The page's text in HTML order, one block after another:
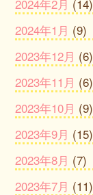
2024年2月 (14)
2024年1月 (9)
2023年12月 (6)
2023年11月 (6)
2023年10月 (9)
2023年9月 (15)
2023年8月 (7)
2023年7月 (11)